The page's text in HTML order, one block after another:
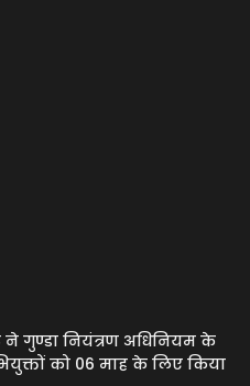
ने गुण्डा नियंत्रण अधिनियम के
को 06 माह के लिए किया